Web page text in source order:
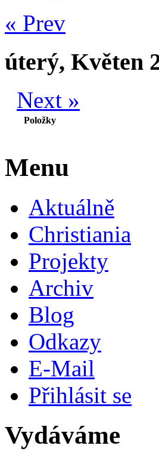
« Prev
úterý, Květen
Next »
Položky
Menu
Aktuálně
Christiania
Projekty
Archiv
Blog
Odkazy
E-Mail
Přihlásit se
Vydáváme